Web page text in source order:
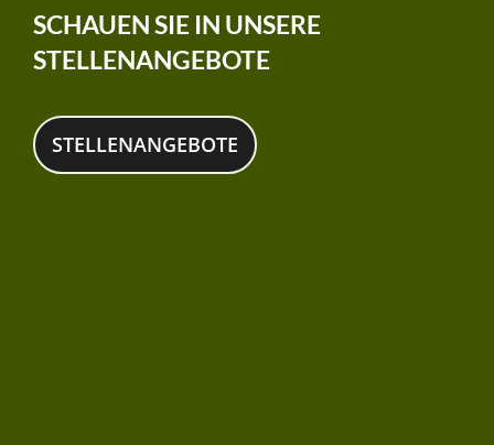
SCHAUEN SIE IN UNSERE
STELLENANGEBOTE
STELLENANGEBOTE